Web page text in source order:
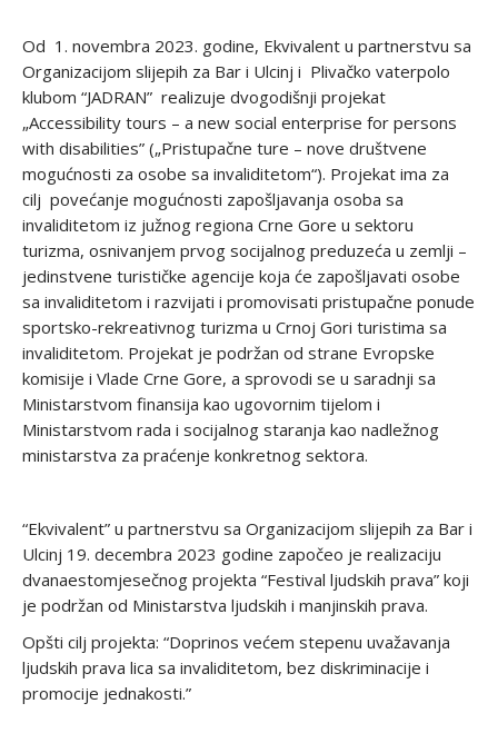
Od 1. novembra 2023. godine, Ekvivalent u partnerstvu sa
Organizacijom slijepih za Bar i Ulcinj i Plivačko vaterpolo
klubom “JADRAN” realizuje dvogodišnji projekat
„Accessibility tours – a new social enterprise for persons
with disabilities” („Pristupačne ture – nove društvene
mogućnosti za osobe sa invaliditetom“). Projekat ima za
cilj povećanje mogućnosti zapošljavanja osoba sa
invaliditetom iz južnog regiona Crne Gore u sektoru
turizma, osnivanjem prvog socijalnog preduzeća u zemlji –
jedinstvene turističke agencije koja će zapošljavati osobe
sa invaliditetom i razvijati i promovisati pristupačne ponude
sportsko-rekreativnog turizma u Crnoj Gori turistima sa
invaliditetom. Projekat je podržan od strane Evropske
komisije i Vlade Crne Gore, a sprovodi se u saradnji sa
Ministarstvom finansija kao ugovornim tijelom i
Ministarstvom rada i socijalnog staranja kao nadležnog
ministarstva za praćenje konkretnog sektora.
“Ekvivalent” u partnerstvu sa Organizacijom slijepih za Bar i
Ulcinj 19. decembra 2023 godine započeo je realizaciju
dvanaestomjesečnog projekta “Festival ljudskih prava” koji
je podržan od Ministarstva ljudskih i manjinskih prava.
Opšti cilj projekta: “Doprinos većem stepenu uvažavanja
ljudskih prava lica sa invaliditetom, bez diskriminacije i
promocije jednakosti.”